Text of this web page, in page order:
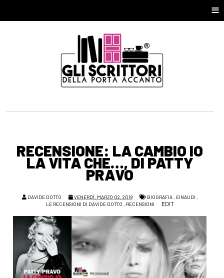
≡
RECENSIONE: LA CAMBIO IO
LA VITA CHE…, DI PATTY
PRAVO
DAVIDE DOTTO VENERDÌ, MARZO 02, 2018 BIOGRAFIA, EINAUDI ,
LE RECENSIONI DI DAVIDE DOTTO , RECENSIONI EDIT